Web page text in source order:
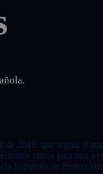
2016, que regula el
claros para una
Española de